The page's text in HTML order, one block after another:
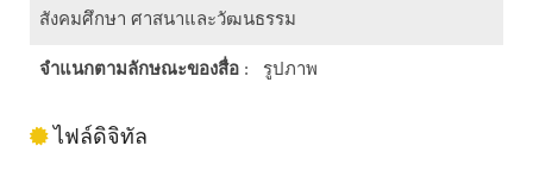
สังคมศึกษา ศาสนาและวัฒนธรรม
จำแนกตามลักษณะของสื่อ : รูปภาพ
ไฟล์ดิจิทัล